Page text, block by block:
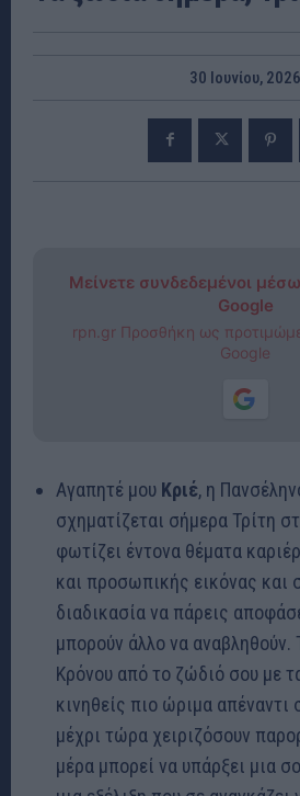
30 Ιουνίου, 2026
Μείνετε συνδεδεμένοι
Google
rpn.gr Προσθήκη ως
Google
Αγαπητέ μου Κριέ, η
σχηματίζεται σήμερα Τρίτη
φωτίζει έντονα θέματα
και προσωπικής εικόνας και
διαδικασία να πάρεις
μπορούν άλλο να αναβληθούν.
Κρόνου από το ζώδιό σου με
κινηθείς πιο ώριμα
μέχρι τώρα χειριζόσουν
μέρα μπορεί να υπάρξει μια